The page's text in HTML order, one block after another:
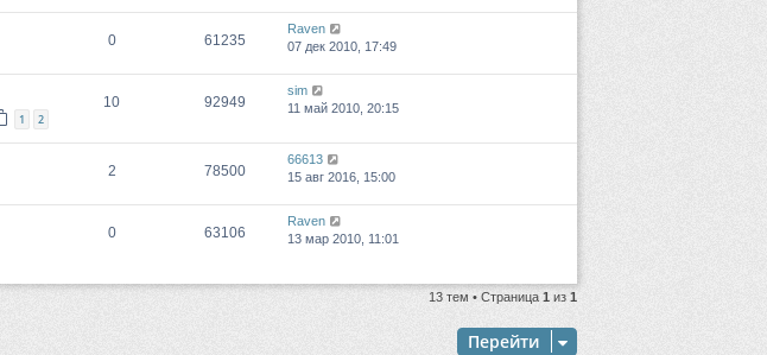
0 61235
Raven
07 дек 2010, 17:49
1 2
10 92949
sim
11 май 2010, 20:15
2 78500
66613
15 авг 2016, 15:00
0 63106
Raven
13 мар 2010, 11:01
13 тем • Страница 1 из 1
Перейти